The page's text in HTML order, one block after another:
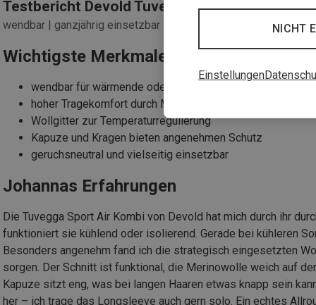
Testbericht Devold Tuvegga Air Longsleeve
wendbar | ganzjährig einsetzbar | komfortabel
Wichtigste Merkmale
wendbar für wärmende oder kühlende Wirkung
hoher Tragekomfort durch Merinowolle
Wollgitter zur Temperaturregulierung
Kapuze und Kragen bieten angenehmen Schutz
geruchsneutral und vielseitig einsetzbar
Johannas Erfahrungen
Die Tuvegga Sport Air Kombi von Devold hat mich durch ihr
funktioniert sie kühlend oder isolierend. Gerade bei kühleren
Besonders angenehm fand ich die strategisch eingesetzten
sorgen. Der Schnitt ist funktional, die Merinowolle weich auf
Kapuze sitzt eng, was bei langen Haaren etwas knapp sein
her – ich trage das Longsleeve auch gern solo. Ein echtes
NICHT
Einstellungen